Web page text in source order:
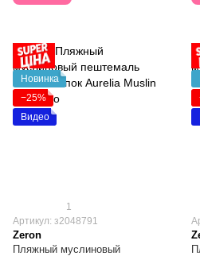
Новинка
−25%
Видео
1
Артикул: з2048791
Zeron
Пляжный муслиновый